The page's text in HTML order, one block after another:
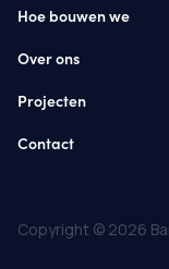
Hoe bouwen we
Over ons
Projecten
Contact
Copyright © 2026